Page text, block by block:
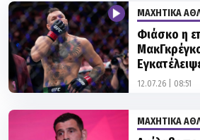
από 69
12.07.26 | 08:51
ΜΑΧΗΤΙΚΑ
ο